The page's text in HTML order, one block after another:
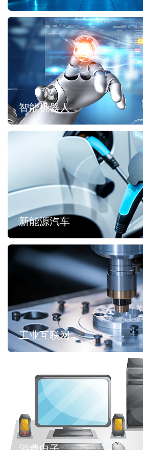
智能机器人
新能源汽车
工业互联网